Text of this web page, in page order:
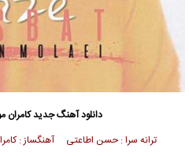
دانلود آهنگ جدیدکامران
ترانه سرا : حسن اطاعتی آهنگساز :